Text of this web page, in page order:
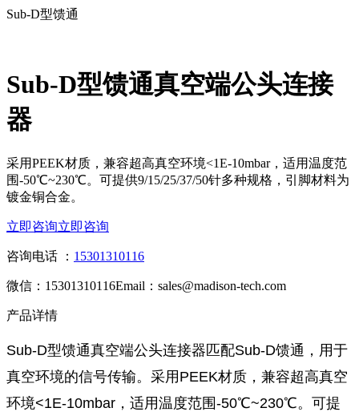
Sub-D型馈通
Sub-D型馈通真空端公头连接
器
采用PEEK材质，兼容超高真空环境<1E-10mbar，适用温度范
围-50℃~230℃。可提供9/15/25/37/50针多种规格，引脚材料为
镀金铜合金。
立即咨询立即咨询
咨询电话 ： 15301310116
微信：15301310116Email：sales@madison-tech.com
产品详情
Sub-D型馈通真空端公头连接器匹配Sub-D馈通，用于
真空环境的信号传输。采用PEEK材质，兼容超高真空
环境<1E-10mbar，适用温度范围-50℃~230℃。可提